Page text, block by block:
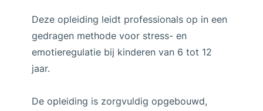
Deze opleiding leidt professionals op in een
gedragen methode voor stress- en
emotieregulatie bij kinderen van 6 tot 12
jaar.
De opleiding is zorgvuldig opgebouwd,